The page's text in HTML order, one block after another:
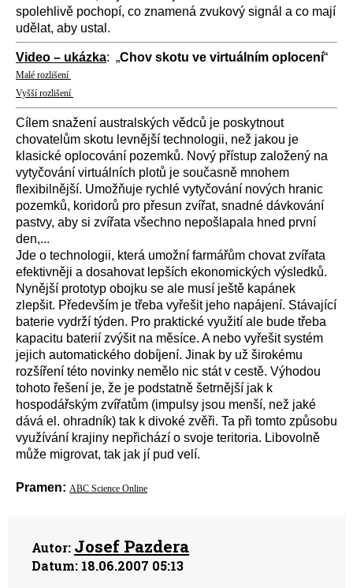
spolehlivě pochopí, co znamená zvukový signál a co mají
udělat, aby ustal.
Video – ukázka: „Chov skotu ve virtuálním oplocení“
Malé rozlišení
Vyšší rozlišení
Cílem snažení australských vědců je poskytnout
chovatelům skotu levnější technologii, než jakou je
klasické oplocování pozemků. Nový přístup založený na
vytyčování virtuálních plotů je současně mnohem
flexibilnější. Umožňuje rychlé vytyčování nových hranic
pozemků, koridorů pro přesun zvířat, snadné dávkování
pastvy, aby si zvířata všechno nepošlapala hned první
den,...
Jde o technologii, která umožní farmářům chovat zvířata
efektivněji a dosahovat lepších ekonomických výsledků.
Nynější prototyp obojku se ale musí ještě kapánek
zlepšit. Především je třeba vyřešit jeho napájení. Stávající
baterie vydrží týden. Pro praktické využití ale bude třeba
kapacitu baterií zvýšit na měsíce. A nebo vyřešit systém
jejich automatického dobíjení. Jinak by už širokému
rozšíření této novinky nemělo nic stát v cestě. Výhodou
tohoto řešení je, že je podstatně šetrnější jak k
hospodářským zvířatům (impulsy jsou menší, než jaké
dává el. ohradník) tak k divoké zvěři. Ta při tomto způsobu
využívání krajiny nepřichází o svoje teritoria. Libovolně
může migrovat, tak jak jí pud velí.
Pramen: ABC Science Online
Autor: Josef Pazdera
Datum: 18.06.2007 05:13